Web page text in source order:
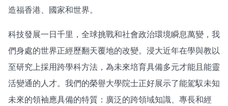
造福香港、國家和世界。
科技發展一日千里，全球挑戰和社會政治環境瞬息萬變，我
們身處的世界正經歷翻天覆地的改變。浸大近年在學與教以
至研究上採用跨學科方法，為未來培育具備多元才能且能靈
活變通的人才。我們的榮譽大學院士正好展示了能駕馭未知
未來的領袖應具備的特質：廣泛的跨領域知識、專長和經